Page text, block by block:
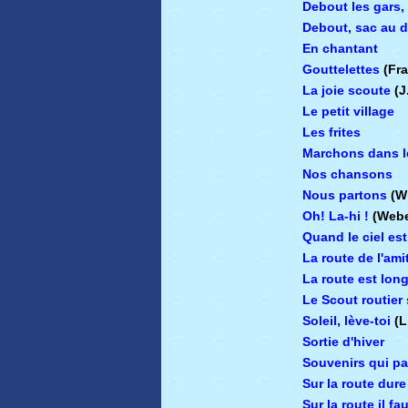
Debout les
Debout, sac au
En chantant
Gouttelettes
La joie scoute
Le petit village
Les frites
Marchons dans
Nos chansons
Nous partons
Oh! La-hi !
Quand le ciel
La route de
La route est
Le Scout routier
Soleil, lève-toi
Sortie d'hiver
Souvenirs qui
Sur la route dure
Sur la route il